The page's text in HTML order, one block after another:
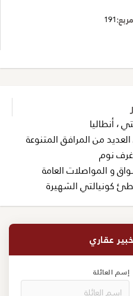
191
، أنطاليا
من المرافق المتنوعة
و المواصلات العامة
كونيالتي الشهيرة
عقاري
إسم العائلة